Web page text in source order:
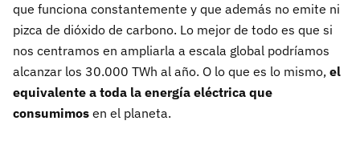
que funciona constantemente y que además no emite ni
pizca de dióxido de carbono. Lo mejor de todo es que si
nos centramos en ampliarla a escala global podríamos
alcanzar los 30.000 TWh al año. O lo que es lo mismo, el
equivalente a toda la energía eléctrica que
consumimos en el planeta.